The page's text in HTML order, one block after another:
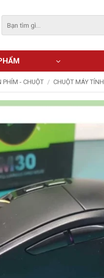
kiếm:
PHÍM - CHUỘT / CHUỘT MÁY TÍNH